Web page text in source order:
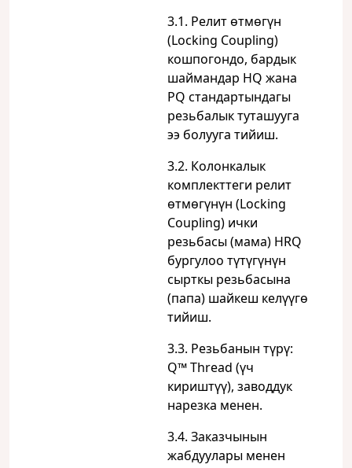
3.1. Релит өтмөгүн
(Locking Coupling)
кошпогондо, бардык
шаймандар HQ жана
PQ стандартындагы
резьбалык туташууга
ээ болууга тийиш.
3.2. Колонкалык
комплекттеги релит
өтмөгүнүн (Locking
Coupling) ички
резьбасы (мама) HRQ
бургулоо түтүгүнүн
сырткы резьбасына
(папа) шайкеш келүүгө
тийиш.
3.3. Резьбанын түрү:
Q™ Thread (үч
кириштүү), заводдук
нарезка менен.
3.4. Заказчынын
жабдуулары менен